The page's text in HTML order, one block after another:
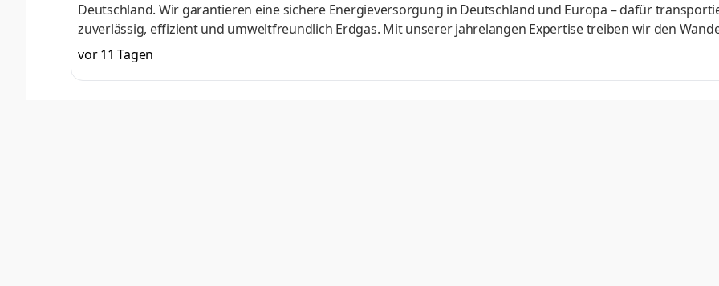
Deutschland. Wir garantieren eine sichere Energieversorgung in Deutschland und Europa – dafür
zuverlässig, effizient und umweltfreundlich Erdgas. Mit unserer jahrelangen Expertise treiben wir den
Energiewirtschaft aktiv voran. Mit unseren Projekten AquaDuctus und Flow – Making Hydrogen Happen sind
beim Aufbau der neuen Wasserstoffinfrastruktur für Deutschland ganz vorn mit dabei. Unser Denken und
orientiert sich dabei an Grundsätzen, die von Teamarbeit, Vielfalt und Innovation geprägt sind. Wir suchen
vor 11 Tagen